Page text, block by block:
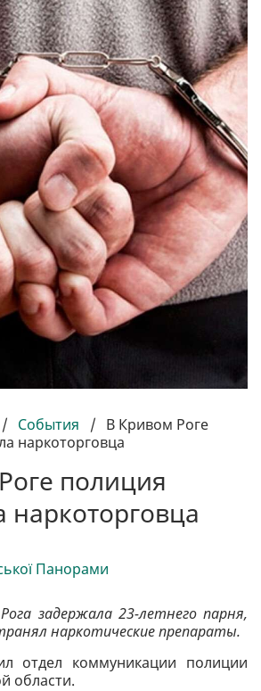
/ События / В Кривом Роге
наркоторговца
полиция
наркоторговца
Панорами
задержала 23-летнего парня,
наркотические препараты.
отдел коммуникации полиции
области.